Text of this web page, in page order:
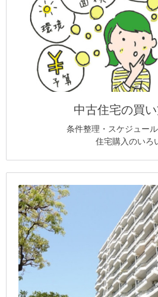
中古住宅の買
条件整理・スケジュー
住宅購入のいろ